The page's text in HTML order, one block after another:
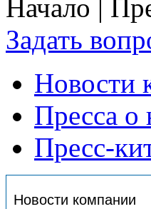
Начало |
Задать
Новости
Пресса о
Пресс-
Новости компании